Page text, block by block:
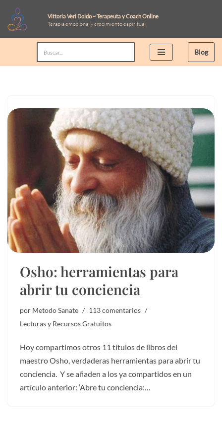
Saltar
al
Vittoria Verì Doldo ~ Terapeuta y Coach Online
Terapia emocional y crecimiento espiritual
Blog
Osho: herramientas para
abrir tu conciencia
por Metodo Sanate
113 comentarios
Lecturas y Recursos Gratuitos
Hoy compartimos otros 11 títulos de libros del
maestro Osho, verdaderas herramientas para abrir tu
conciencia. Y se añaden a los ya compartidos en un
artículo anterior: ‘Abre tu conciencia:…